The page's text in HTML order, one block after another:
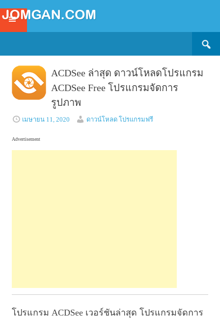
ACDSee ล่าสุด ดาวน์โหลดโปรแกรม
ACDSee Free โปรแกรมจัดการ
รูปภาพ
เมษายน 11, 2020 ดาวน์โหลด โปรแกรมฟรี
Advertisement
โปรแกรม ACDSee เวอร์ชันล่าสุด โปรแกรมจัดการ